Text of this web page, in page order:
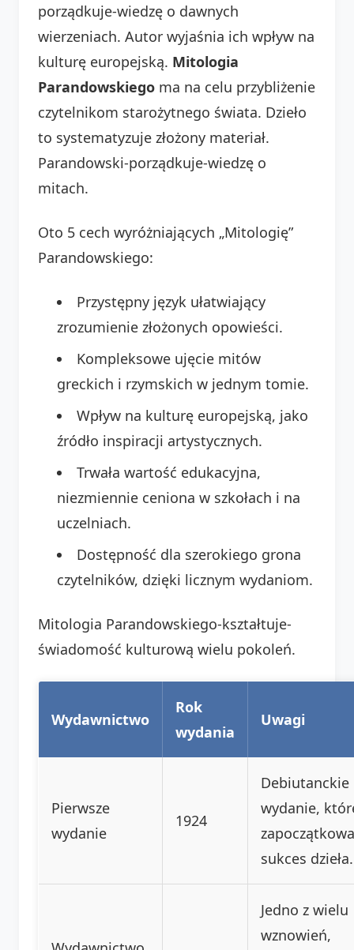
porządkuje-wiedzę o dawnych
wierzeniach. Autor wyjaśnia ich wpływ na
kulturę europejską. Mitologia
Parandowskiego ma na celu przybliżenie
czytelnikom starożytnego świata. Dzieło
to systematyzuje złożony materiał.
Parandowski-porządkuje-wiedzę o
mitach.
Oto 5 cech wyróżniających „Mitologię”
Parandowskiego:
Przystępny język ułatwiający
zrozumienie złożonych opowieści.
Kompleksowe ujęcie mitów
greckich i rzymskich w jednym tomie.
Wpływ na kulturę europejską, jako
źródło inspiracji artystycznych.
Trwała wartość edukacyjna,
niezmiennie ceniona w szkołach i na
uczelniach.
Dostępność dla szerokiego grona
czytelników, dzięki licznym wydaniom.
Mitologia Parandowskiego-kształtuje-
świadomość kulturową wielu pokoleń.
Wydawnictwo
Rok
wydania
Uwagi
Pierwsze
wydanie
1924
Debiutanckie
wydanie,
sukces dzieła.
Jedno z wielu
wznowień,